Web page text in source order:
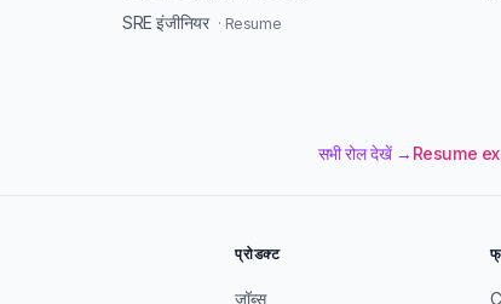
SRE इंजीनियर · Resume
सभी रोल देखें → Resume
प्रोडक्ट
जॉब्स